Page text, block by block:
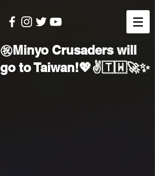
㊗️Minyo Crusaders will
go to Taiwan!💖✌️🇹🇼🚀✨